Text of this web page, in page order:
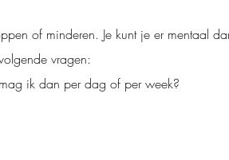
of minderen. Je kunt je er mentaal
vragen:
ik dan per dag of per week?